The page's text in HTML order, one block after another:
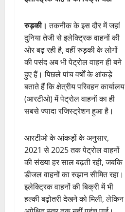
रुड़की। तकनीक के इस दौर में जहां
दुनिया तेजी से इलेक्ट्रिक वाहनों की
ओर बढ़ रही है, वहीं रुड़की के लोगों
की पसंद अब भी पेट्रोल वाहन ही बने
हुए हैं। पिछले पांच वर्षों के आंकड़े
बताते हैं कि क्षेत्रीय परिवहन कार्यालय
(आरटीओ) में पेट्रोल वाहनों का ही
सबसे ज्यादा रजिस्ट्रेशन हुआ है।
आरटीओ के आंकड़ों के अनुसार,
2021 से 2025 तक पेट्रोल वाहनों
की संख्या हर साल बढ़ती रही, जबकि
डीजल वाहनों का रुझान सीमित रहा।
इलेक्ट्रिक वाहनों की बिक्री में भी
हल्की बढ़ोतरी देखने को मिली, लेकिन